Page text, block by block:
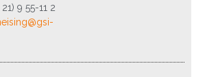
9 55-11 2